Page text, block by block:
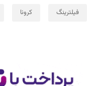
فیلترینگ کرونا